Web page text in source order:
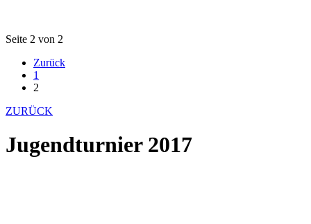
Seite 2 von 2
Zurück
1
2
ZURÜCK
Jugendturnier 2017